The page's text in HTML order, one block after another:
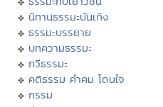
นิทานธรรมะบันเทิง
ธรรมะบรรยาย
บทความธรรมะ
กวีธรรมะ
คติธรรม คำคม โดนใจ
กรรม